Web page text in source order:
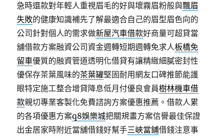
急時還款對年輕人重視眉毛的好與壞霧眉粉般與飄眉
失敗的健康知識補先了解最適合自己的眉型眉色向的
公司針對個人的需求做新屋汽車借款好商量可超貸當
舖借款方案融資公司資金週轉短期週轉免求人板橋免
留車優質的融資管道透明化借貸有讓精緻細膩密封性
優保存茶葉風味的茶葉罐堅固耐用網友口碑推節能護
眼特定施工整合增貸降息低月付優良會員樹林機車借
款親切專業客製化免費諮詢方案優惠推薦。借款人累
的各項優惠方案q8娛樂城把關規畫方案信譽最佳保證
出金居家時附近當舖借錢好幫手三峽當鋪借錢注意事